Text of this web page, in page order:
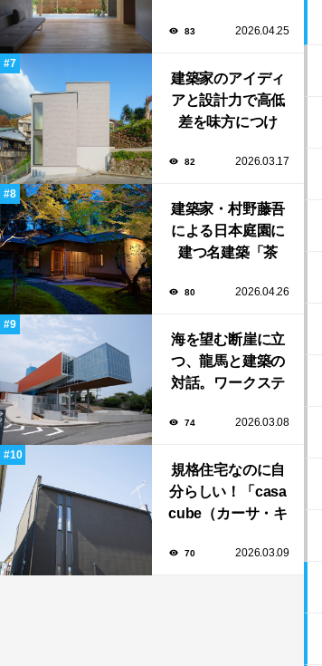
手がけた「裏路地
83 2026.04.25
建築家のアイディ
アと設計力で高低
差を味方につけ
族の住まい「塔の
82 2026.03.17
建築家・村野藤吾
による日本庭園に
建つ名建築「茶
家「BAR茶寮」期
80 2026.04.26
海を望む断崖に立
つ、龍馬と建築の
対話。ワークステ
知県立坂本龍馬記
74 2026.03.08
規格住宅なのに自
分らしい！「casa
cube（カーサ・キ
タマイズと暮らし
70 2026.03.09